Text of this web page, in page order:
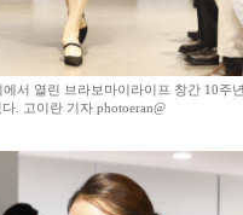
서 열린 브라보마이라이프 창간 10주
. 고이란 기자 photoeran@